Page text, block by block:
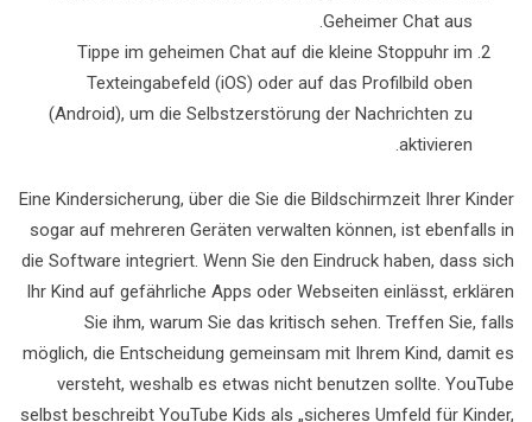
Geheimer Chat aus.
Tippe im geheimen Chat auf die kleine Stoppuhr im
Texteingabefeld (iOS) oder auf das Profilbild oben
(Android), um die Selbstzerstörung der Nachrichten zu
aktivieren.
Eine Kindersicherung, über die Sie die Bildschirmzeit Ihrer Kinder
sogar auf mehreren Geräten verwalten können, ist ebenfalls in
die Software integriert. Wenn Sie den Eindruck haben, dass sich
Ihr Kind auf gefährliche Apps oder Webseiten einlässt, erklären
Sie ihm, warum Sie das kritisch sehen. Treffen Sie, falls
möglich, die Entscheidung gemeinsam mit Ihrem Kind, damit es
versteht, weshalb es etwas nicht benutzen sollte. YouTube
selbst beschreibt YouTube Kids als „sicheres Umfeld für Kinder,